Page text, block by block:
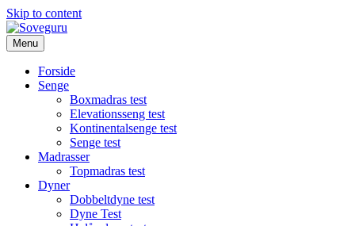
Skip to content
Menu
Forside
Senge
Boxmadras test
Elevationsseng test
Kontinentalsenge test
Senge test
Madrasser
Topmadras test
Dyner
Dobbeltdyne test
Dyne Test